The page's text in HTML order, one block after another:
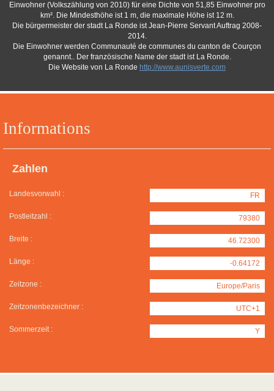
Informations
Zahlen
Landesvorwahl : FR
Postleitzahl : 79380
Breite : 46.72300
Länge : -0.64172
Zeitzone : Europe/Paris
Zeitzonenbezeichner : UTC+1
Sommerzeit : Y
Einwohner (Volkszählung von 2010) für eine Dichte von 51,85 Einwohner pro
km². Die Mindesthöhe ist 1 m, die maximale Höhe ist 12 m.
Die bürgermeister der stadt La Ronde ist Jean-Pierre Servant Auftrag 2008-
2014.
Die Einwohner werden Communauté de communes du canton de Courçon
genannt.. Der französische Name der stadt ist La Ronde.
Die Website von La Ronde http://www.aunisverte.com